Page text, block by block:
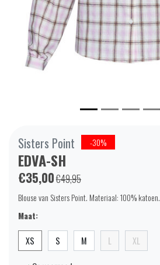
Sisters Point -30%
EDVA-SH
€35,00€49,95
Blouse van Sisters Point. Materiaal: 100% katoen.
Maat:
XS S M L XL